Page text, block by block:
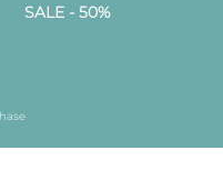
SALE - 50%